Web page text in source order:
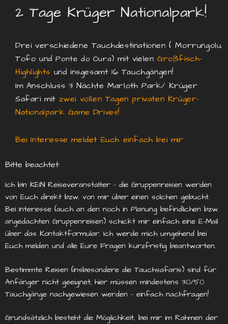
2 Tage Krüger Nationalpark!
Drei verschiedene Tauchdestinationen ( Morrungolu,
Tofo undPonte do Oura) mit vielenGroßfisch-
Highlights und insgesamt 16 Tauchgängen!
Im Anschluss 3 Nächte Marloth Park/ Krüger
Safari mit zwei vollen Tagen privaten Krüger-
Nationalpark Game Drives!
Bei Interesse meldet Euch einfach bei mir
Bitte beachtet:
Ich bin KEIN Reiseveranstalter – die Gruppenreisen werden
von Euch direkt bzw. von mir über einen solchen gebucht.
Bei Interesse (auch an den noch in Planung befindlichen bzw.
angedachten Gruppenreisen) schickt mir einfach eine E-Mail
über das Kontaktformular. Ich werde mich umgehend bei
Euch melden und alle Eure Fragen kurzfristig beantworten.
Bestimmte Reisen (insbesondere die Tauchsafaris) sind für
Anfänger nicht geeignet; hier müssen mindestens 30/50
Tauchgänge nachgewiesen werden – einfach nachfragen!
Grundsätzlich besteht die Möglichkeit, bei mir im Rahmen der